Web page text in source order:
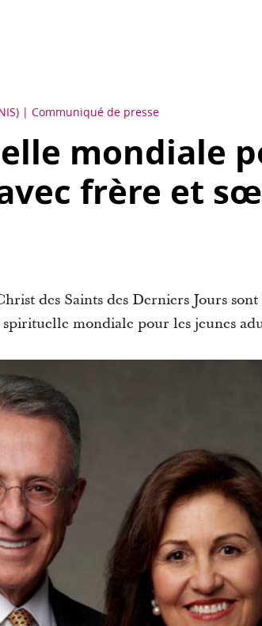
Communiqué de presse
mondiale
frère et
des Saints des Derniers Jours
mondiale pour les jeunes